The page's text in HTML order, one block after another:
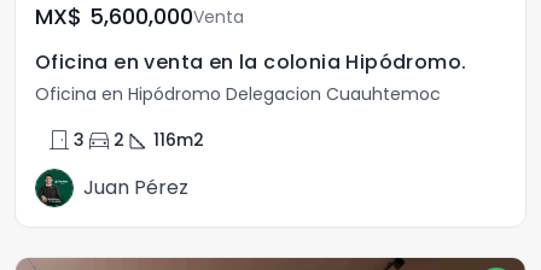
MX$	5,600,000Venta
Oficina en venta en la colonia Hipódromo.
Oficina en Hipódromo Delegacion Cuauhtemoc
door_front 3 directions_car 2 square_foot 116m2
Juan Pérez